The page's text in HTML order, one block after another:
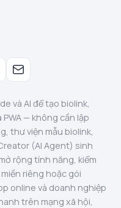
và AI để tạo biolink,
— không cần lập
thư viện mẫu biolink,
(AI Agent) sinh
rộng tính năng, kiểm
riêng hoặc gói
online và doanh nghiệp
trên mạng xã hội,